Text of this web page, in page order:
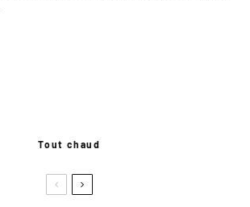
Tout chaud